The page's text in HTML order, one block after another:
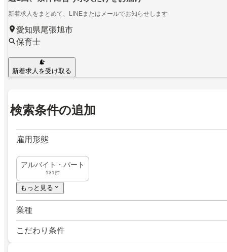
新着求人をまとめて、LINEまたはメールでお知らせします
愛知県尾張旭市
保育士
新着求人を受け取る
検索条件の追加
雇用形態
アルバイト・パート
131件
もっと見る
業種
こだわり条件